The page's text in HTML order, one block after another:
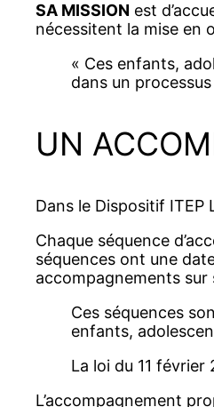
SA MISSION est
nécessitent la mise en
« Ces enfants,
dans un
UN
Dans le Dispositif ITEP
Chaque séquence
séquences ont une
accompagnements sur
Ces séquences
enfants,
La loi du 11
L’accompagnement